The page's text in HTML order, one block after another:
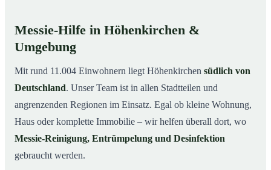
Messie-Hilfe in Höhenkirchen &
Umgebung
Mit rund 11.004 Einwohnern liegt Höhenkirchen südlich von
Deutschland. Unser Team ist in allen Stadtteilen und
angrenzenden Regionen im Einsatz. Egal ob kleine Wohnung,
Haus oder komplette Immobilie – wir helfen überall dort, wo
Messie-Reinigung, Entrümpelung und Desinfektion
gebraucht werden.